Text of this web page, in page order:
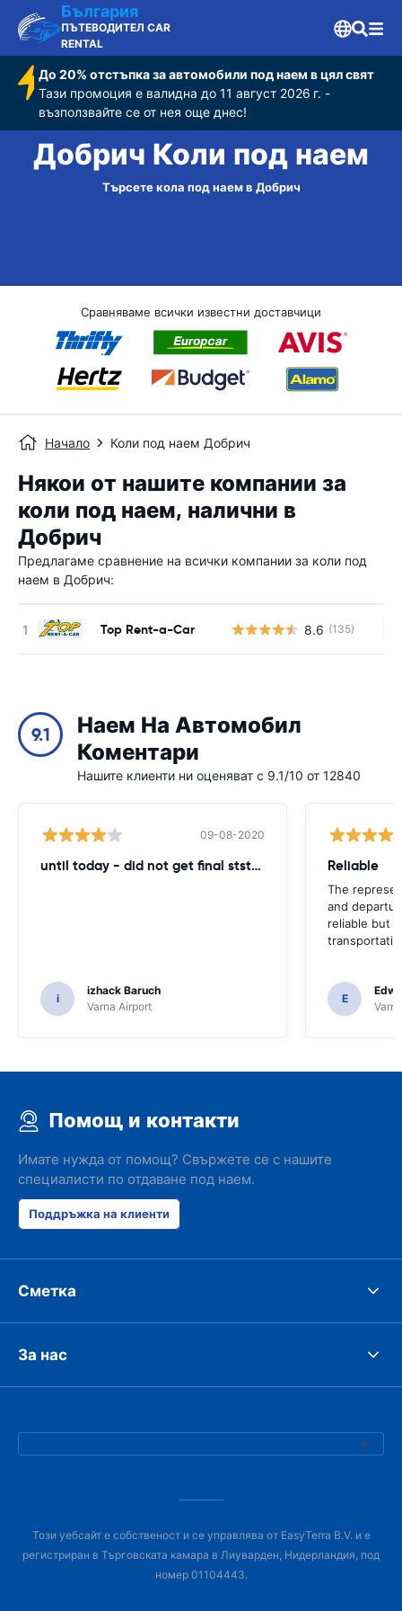
България
ПЪТЕВОДИТЕЛ CAR
RENTAL
До 20% отстъпка за автомобили под наем в цял свят
Тази промоция е валидна до 11 август 2026 г. -
възползвайте се от нея още днес!
Добрич Коли под наем
Търсете кола под наем в Добрич
Сравняваме всички известни доставчици
Начало Коли под наем Добрич
Някои от нашите компании за
коли под наем, налични в
Добрич
Предлагаме сравнение на всички компании за коли под
наем в Добрич:
Top Rent-a-Car 8.6 (135)
9.1
Наем На Автомобил
Коментари
Нашите клиенти ни оценяват с 9.1/10 от 12840
09-08-2020
until today - did not get final ststemant of the rent !!
i
izhack Baruch
Varna Airport
Reliable
The
and
reliable but
E
Помощ и контакти
Имате нужда от помощ? Свържете се с нашите
специалисти по отдаване под наем.
Поддръжка на клиенти
Сметка
За нас
Този уебсайт е собственост и се управлява от EasyTerra B.V. и е
регистриран в Търговската камара в Лиуварден, Нидерландия, под
номер 01104443.